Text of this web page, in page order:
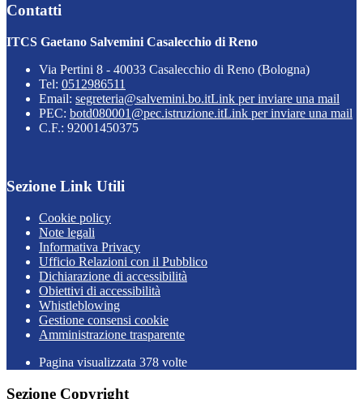
Contatti
ITCS Gaetano Salvemini Casalecchio di Reno
Via Pertini 8 - 40033 Casalecchio di Reno (Bologna)
Tel: 0512986511
Email: segreteria@salvemini.bo.itLink per inviare una mail
PEC: botd080001@pec.istruzione.itLink per inviare una mail
C.F.: 92001450375
Sezione Link Utili
Cookie policy
Note legali
Informativa Privacy
Ufficio Relazioni con il Pubblico
Dichiarazione di accessibilità
Obiettivi di accessibilità
Whistleblowing
Gestione consensi cookie
Amministrazione trasparente
Pagina visualizzata 378 volte
Sezione Copyright